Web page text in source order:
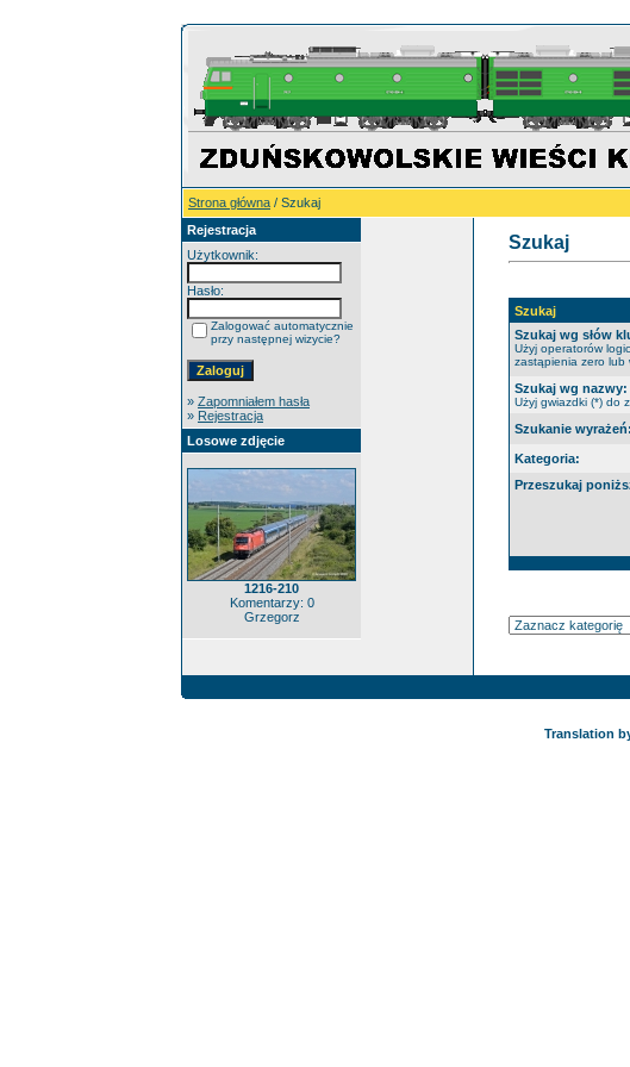
Strona główna / Szukaj
Rejestracja
Użytkownik:
Hasło:
Zalogować automatycznie
przy następnej wizycie?
» Zapomniałem hasła
» Rejestracja
Losowe zdjęcie
1216-210
Komentarzy: 0
Grzegorz
Szukaj
Szukaj
Szukaj wg słów
Użyj operatorów
zastąpienia zero lub
Szukaj wg nazwy:
Użyj gwiazdki (*) do
Szukanie wyrażeń:
Kategoria:
Przeszukaj
Translation